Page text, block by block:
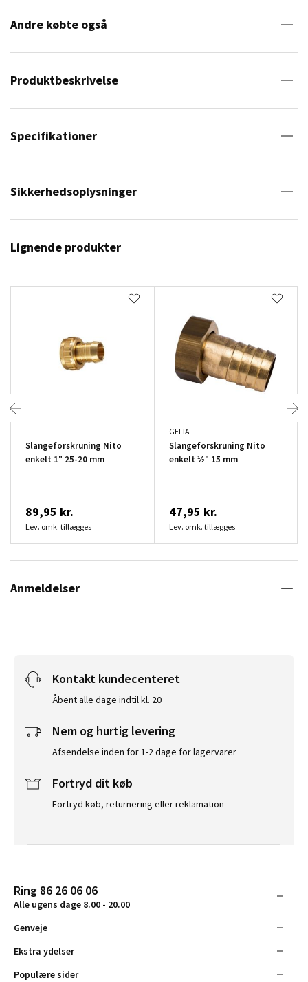
Andre købte også
Produktbeskrivelse
Specifikationer
Sikkerhedsoplysninger
Lignende produkter
Slangeforskruning Nito
enkelt 1" 25-20 mm
89,95 kr.
Lev. omk. tillægges
GELIA
Slangeforskruning Nito
enkelt ½" 15 mm
47,95 kr.
Lev. omk. tillægges
Anmeldelser
Kontakt kundecenteret
Åbent alle dage indtil kl. 20
Nem og hurtig levering
Afsendelse inden for 1-2 dage for lagervarer
Fortryd dit køb
Fortryd køb, returnering eller reklamation
Ring 86 26 06 06
Alle ugens dage 8.00 - 20.00
Genveje
Ekstra ydelser
Populære sider